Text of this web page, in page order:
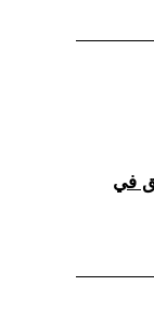
في